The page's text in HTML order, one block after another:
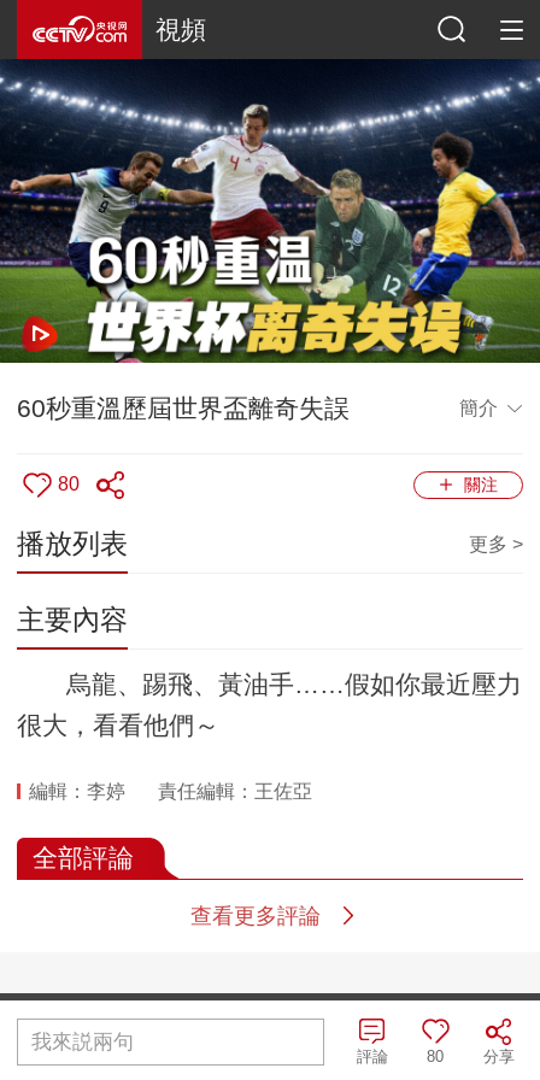
視頻
60秒重溫歷屆世界盃離奇失誤 簡介
80 關注
播放列表 更多 >
主要內容
烏龍、踢飛、黃油手……假如你最近壓力
很大，看看他們～
編輯：李婷 責任編輯：王佐亞
全部評論
查看更多評論
我來説兩句
分享
80
評論